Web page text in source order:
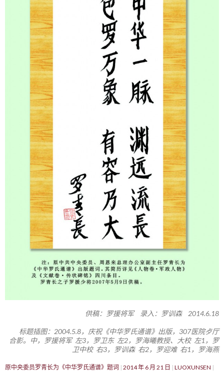
供稿：罗援将军 录入：罗训森 2014.6.18
标题插图：2004.5.8，庆祝《中华罗氏通谱》出版，307医院歺厅
合影。中，罗援将军 左3，罗卫东 左2，罗海曦教授、大校 左1，罗
卫中校 右3，罗训森 右2，罗迎难 右1，罗海燕
原中央委员罗青长为《中华罗氏通谱》题词 2014 年 6 月 21 日
LUOXUNSEN